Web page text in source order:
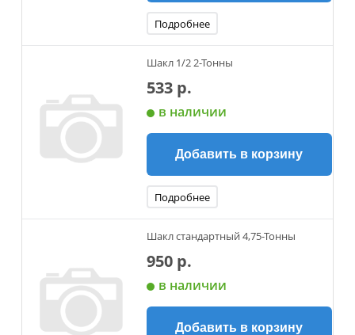
Подробнее
Шакл 1/2 2-Тонны
533 р.
в наличии
Добавить в корзину
Подробнее
Шакл стандартный 4,75-Тонны
950 р.
в наличии
Добавить в корзину